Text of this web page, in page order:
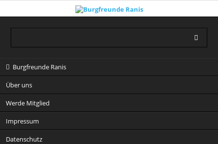
Navigation
überspringen
Burgfreunde Ranis
Über uns
Werde Mitglied
Impressum
Datenschutz